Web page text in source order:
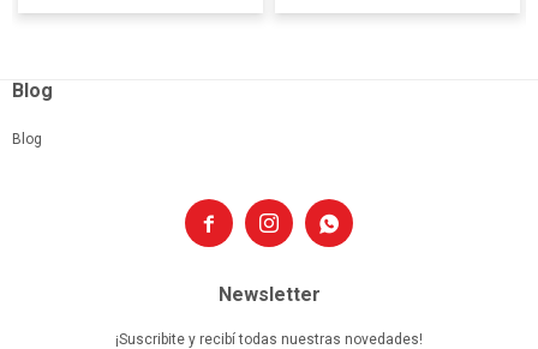
  
Blog
Blog
Newsletter
¡Suscribite y recibí todas nuestras novedades!